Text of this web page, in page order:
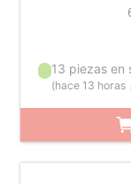
13 piezas en
(hace 13 horas